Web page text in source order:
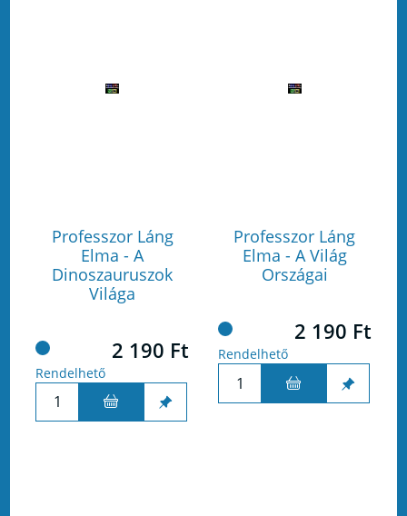
Professzor Láng
Elma - A
Dinoszauruszok
Világa
2 190 Ft
Rendelhető
Professzor Láng
Elma - A Világ
Országai
2 190 Ft
Rendelhető